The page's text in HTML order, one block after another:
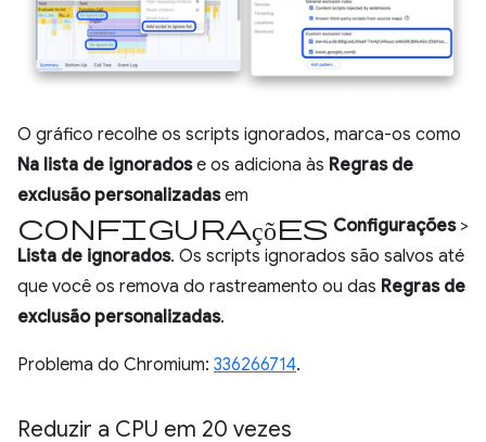
O gráfico recolhe os scripts ignorados, marca-os como
Na lista de ignoradose os adiciona às Regras de
exclusão personalizadasem
configurações Configurações>
Lista de ignorados. Os scripts ignorados são salvos até
que você os remova do rastreamento ou das Regras de
exclusão personalizadas.
Problema do Chromium: 336266714.
Reduzir a CPU em 20 vezes